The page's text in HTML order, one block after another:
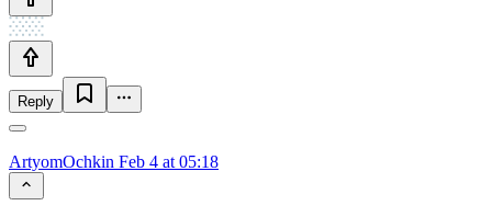
Reply
ArtyomOchkin Feb 4 at 05:18